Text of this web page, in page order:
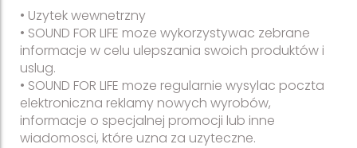
• Uzytek wewnetrzny
• SOUND FOR LIFE moze wykorzystywac zebrane
informacje w celu ulepszania swoich produktów i
uslug.
• SOUND FOR LIFE moze regularnie wysylac poczta
elektroniczna reklamy nowych wyrobów,
informacje o specjalnej promocji lub inne
wiadomosci, które uzna za uzyteczne.